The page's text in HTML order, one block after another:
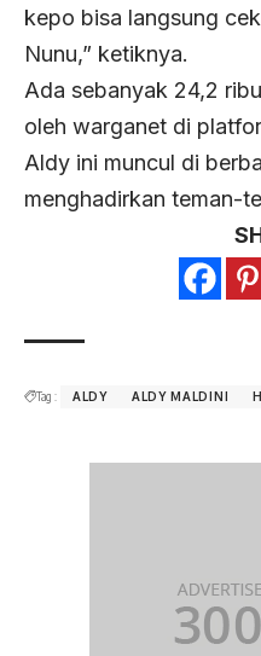
kepo bisa langsung
Nunu,” ketiknya.
Ada sebanyak 24,2
oleh warganet di
Aldy ini muncul di
menghadirkan teman-
Tag : ALDY ALDY MALDINI